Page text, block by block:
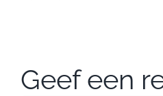
Geef een